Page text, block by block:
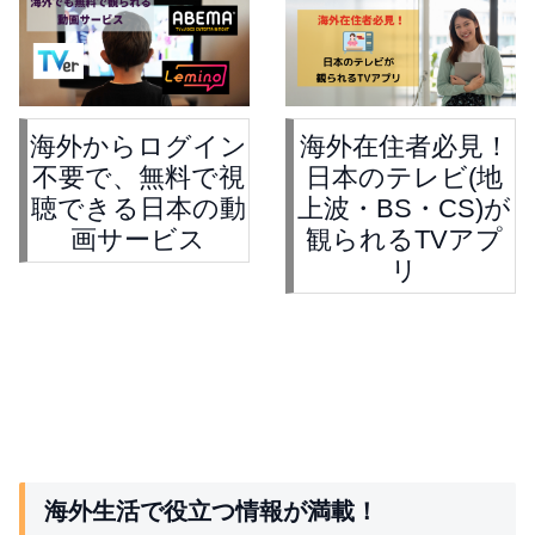
海外からログイン
不要で、無料で視
聴できる日本の動
画サービス
海外在住者必見！
日本のテレビ(地
上波・BS・CS)が
観られるTVアプ
リ
海外生活で役立つ情報が満載！